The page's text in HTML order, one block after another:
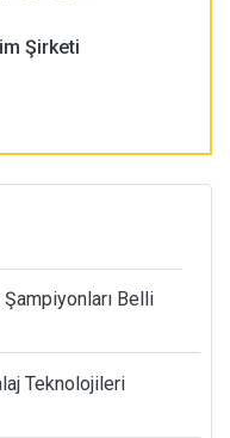
Şirketi
Şampiyonları Belli
Teknolojileri